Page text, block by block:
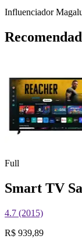
Influenciador
Full
Smart TV
4.7 (2015)
R$ 939,89